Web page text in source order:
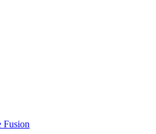
Fusion